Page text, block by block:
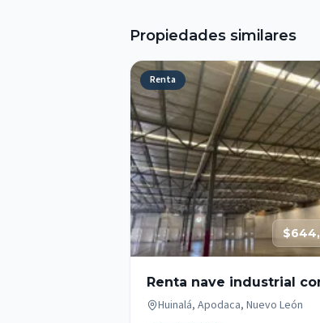
Propiedades similares
Renta
Renta nave industrial
de 4,294m2 sobre Av.
Huinalá, Apodaca, Nuevo León